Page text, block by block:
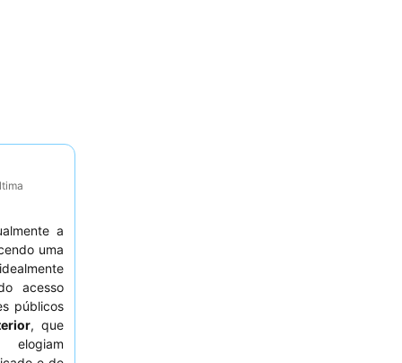
a
uma
acesso
públicos
, que